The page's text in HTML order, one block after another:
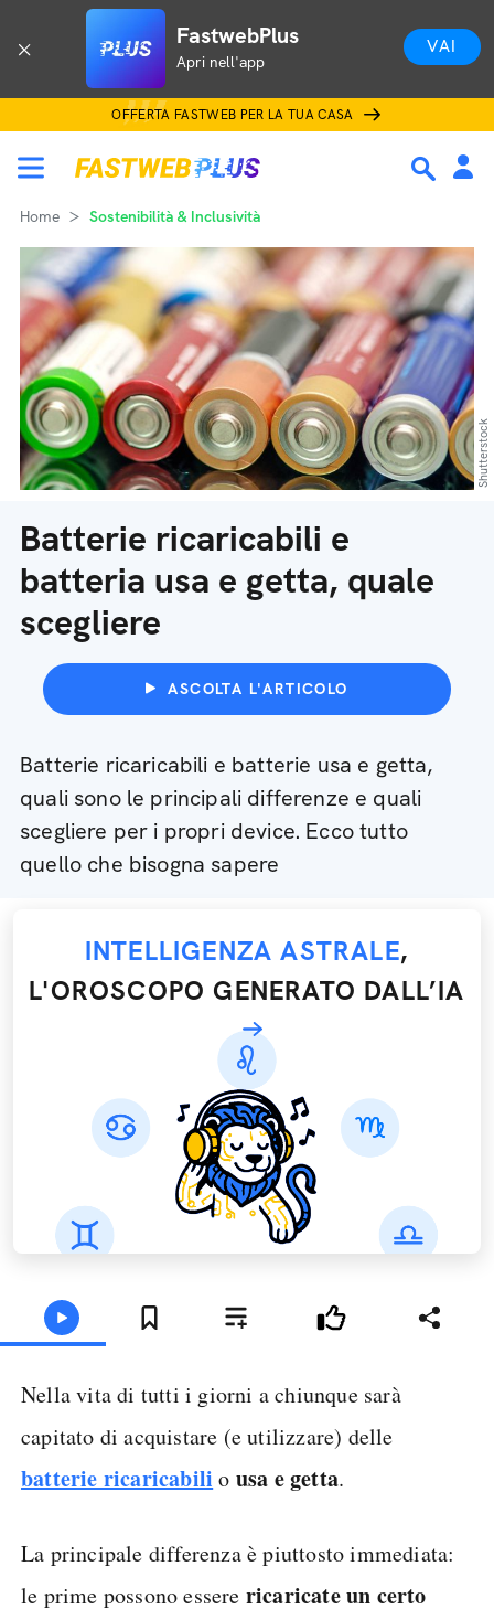
FastwebPlus
Apri nell'app
VAI
OFFERTA FASTWEB PER LA TUA CASA
Home Sostenibilità & Inclusività
Batterie ricaricabili e
batteria usa e getta, quale
scegliere
ASCOLTA L'ARTICOLO
Batterie ricaricabili e batterie usa e getta,
quali sono le principali differenze e quali
scegliere per i propri device. Ecco tutto
quello che bisogna sapere
Shutterstock
INTELLIGENZA ASTRALE,
L'OROSCOPO GENERATO DALL’IA
Nella vita di tutti i giorni a chiunque sarà
capitato di acquistare (e utilizzare) delle
batterie ricaricabili o usa e getta.
La principale differenza è piuttosto immediata:
le prime possono essere ricaricate un certo